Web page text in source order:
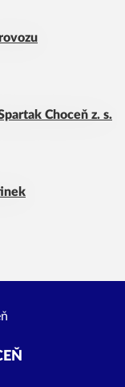
Choceň z. s.